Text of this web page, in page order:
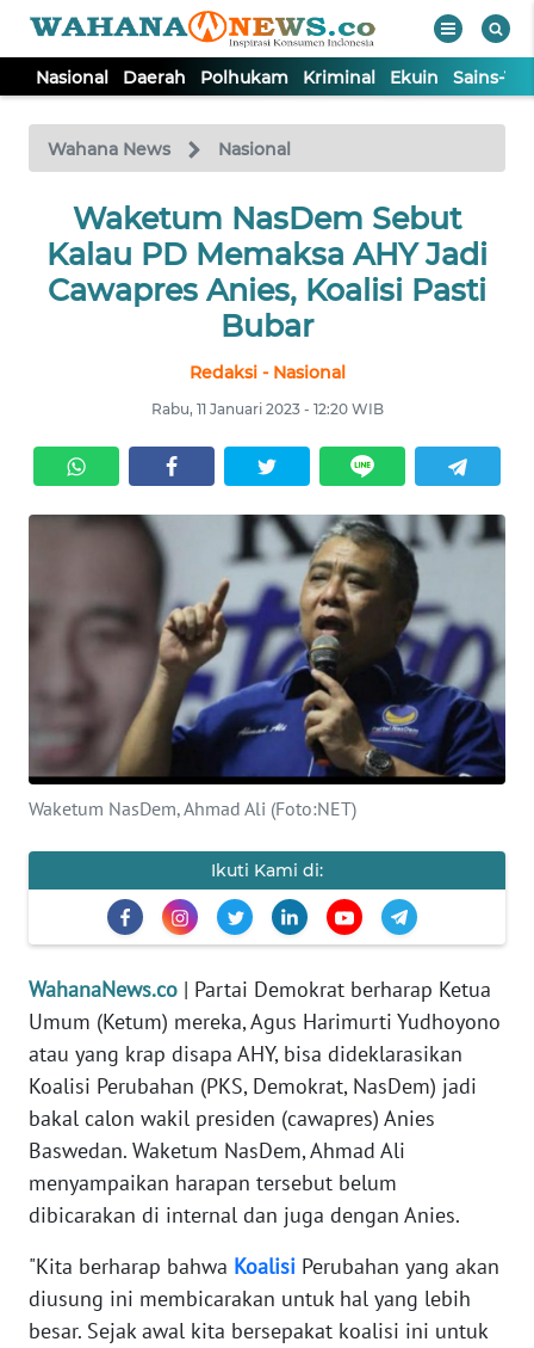
Nasional Daerah Polhukam Kriminal Ekuin Sains-
Wahana News Nasional
Waketum NasDem Sebut
Kalau PD Memaksa AHY Jadi
Cawapres Anies, Koalisi Pasti
Bubar
Redaksi - Nasional
Rabu, 11 Januari 2023 - 12:20 WIB
Waketum NasDem, Ahmad Ali (Foto:NET)
Ikuti Kami di:
WahanaNews.co | Partai Demokrat berharap Ketua
Umum (Ketum) mereka, Agus Harimurti Yudhoyono
atau yang krap disapa AHY, bisa dideklarasikan
Koalisi Perubahan (PKS, Demokrat, NasDem) jadi
bakal calon wakil presiden (cawapres) Anies
Baswedan. Waketum NasDem, Ahmad Ali
menyampaikan harapan tersebut belum
dibicarakan di internal dan juga dengan Anies.
"Kita berharap bahwa Koalisi Perubahan yang akan
diusung ini membicarakan untuk hal yang lebih
besar. Sejak awal kita bersepakat koalisi ini untuk
TV
Tutup
NASIONAL
DAERAH
EKUIN
KESEHATAN
INTERNASIONAL
SERBA-SERBI
PENDIDIKAN
OPINI
EDITORIAL
Informasi
INDEKS
BERITA
KONTAK
INFO
IKLAN